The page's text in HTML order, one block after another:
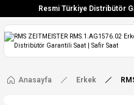
Resmi Türkiye Distribütör
Vade
Aynı Gün
Anasayfa Erkek